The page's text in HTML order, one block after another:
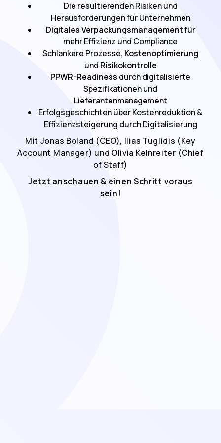
Die resultierenden Risiken und
Herausforderungen für Unternehmen​
Digitales Verpackungsmanagementfür
mehr Effizienz und Compliance​
Schlankere Prozesse, Kostenoptimierung
und Risikokontrolle
PPWR-Readiness durch digitalisierte
Spezifikationen und
Lieferantenmanagement​
Erfolgsgeschichten über Kostenreduktion &
Effizienzsteigerung durch Digitalisierung
Mit Jonas Boland (CEO), Ilias Tuglidis (Key
Account Manager) und Olivia Kelnreiter (Chief
of Staff)
Jetzt anschauen & einen Schritt voraus
sein!